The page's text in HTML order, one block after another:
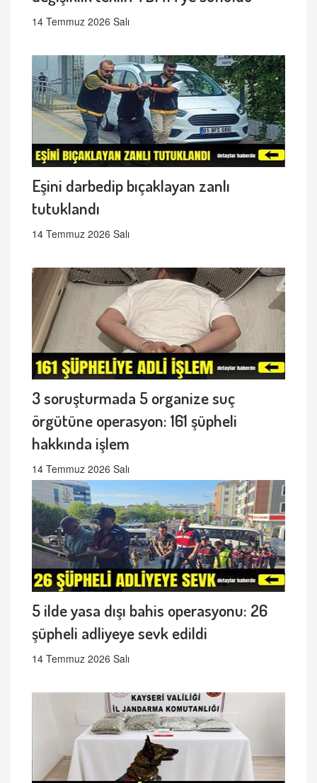
14 Temmuz 2026 Salı
Eşini darbedip bıçaklayan zanlı
tutuklandı
14 Temmuz 2026 Salı
3 soruşturmada 5 organize suç
örgütüne operasyon: 161 şüpheli
hakkında işlem
14 Temmuz 2026 Salı
5 ilde yasa dışı bahis operasyonu: 26
şüpheli adliyeye sevk edildi
14 Temmuz 2026 Salı